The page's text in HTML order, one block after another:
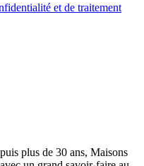
et de traitement
plus de 30 ans, Maisons